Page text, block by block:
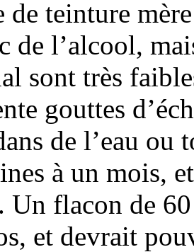
de teinture
de l’alcool,
sont très
gouttes
de l’eau
à un mois,
Un flacon de
et devrait